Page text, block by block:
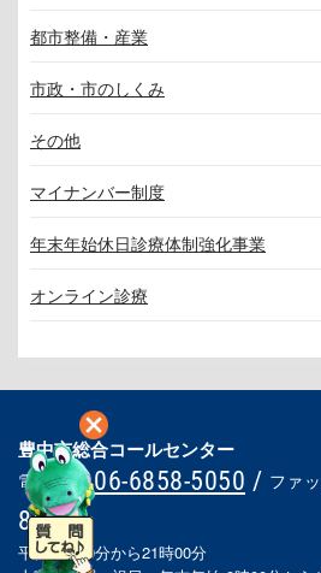
都市整備・産業
市政・市のしくみ
その他
マイナンバー制度
年末年始休日診療体制強化事業
オンライン診療
豊中市総合コールセンター
電話番号 06-6858-5050 / ファ
8686
平日 8時00分から21時00分